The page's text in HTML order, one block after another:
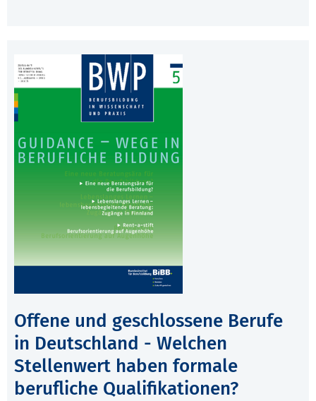
Offene und geschlossene Berufe
in Deutschland - Welchen
Stellenwert haben formale
berufliche Qualifikationen?